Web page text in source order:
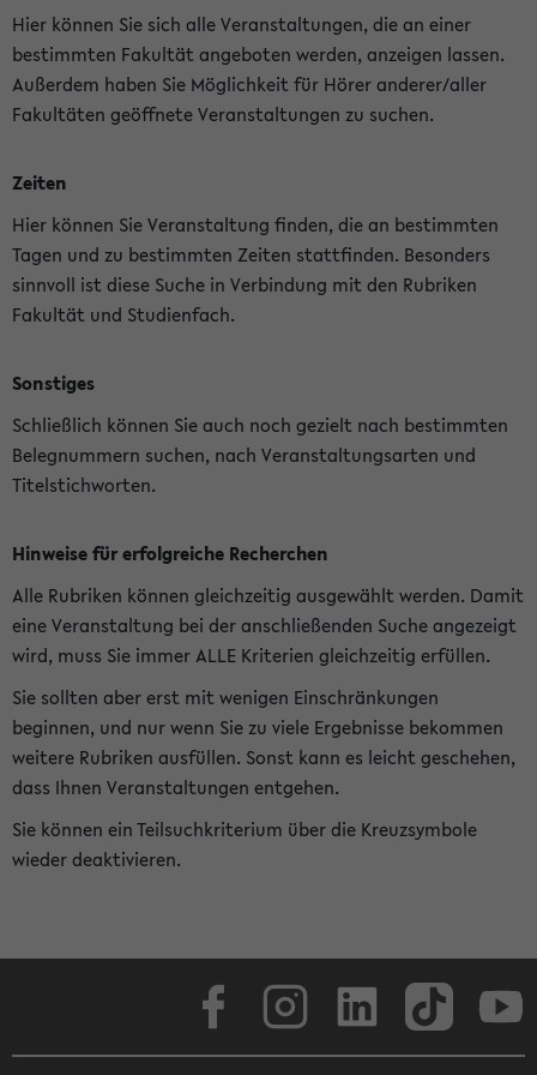
Hier können Sie sich alle Veranstaltungen, die an einer
bestimmten Fakultät angeboten werden, anzeigen lassen.
Außerdem haben Sie Möglichkeit für Hörer anderer/aller
Fakultäten geöffnete Veranstaltungen zu suchen.
Zeiten
Hier können Sie Veranstaltung finden, die an bestimmten
Tagen und zu bestimmten Zeiten stattfinden. Besonders
sinnvoll ist diese Suche in Verbindung mit den Rubriken
Fakultät und Studienfach.
Sonstiges
Schließlich können Sie auch noch gezielt nach bestimmten
Belegnummern suchen, nach Veranstaltungsarten und
Titelstichworten.
Hinweise für erfolgreiche Recherchen
Alle Rubriken können gleichzeitig ausgewählt werden. Damit
eine Veranstaltung bei der anschließenden Suche angezeigt
wird, muss Sie immer ALLE Kriterien gleichzeitig erfüllen.
Sie sollten aber erst mit wenigen Einschränkungen
beginnen, und nur wenn Sie zu viele Ergebnisse bekommen
weitere Rubriken ausfüllen. Sonst kann es leicht geschehen,
dass Ihnen Veranstaltungen entgehen.
Sie können ein Teilsuchkriterium über die Kreuzsymbole
wieder deaktivieren.